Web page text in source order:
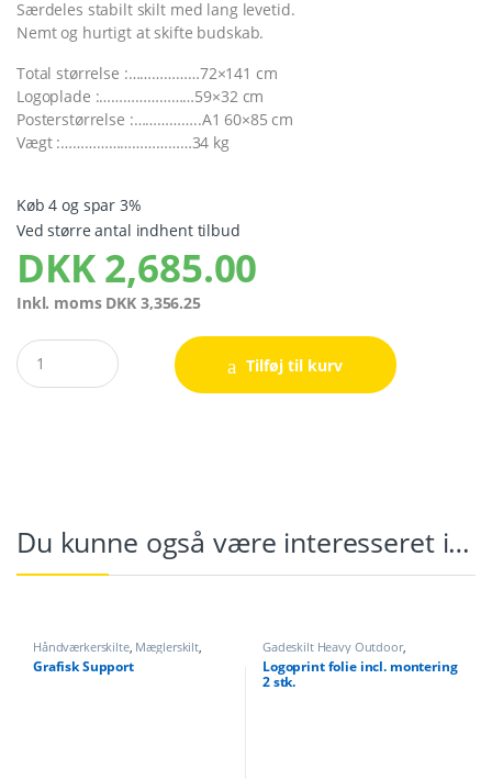
Særdeles stabilt skilt med lang levetid.
Nemt og hurtigt at skifte budskab.
Total størrelse :………………72×141 cm
Logoplade :……………………59×32 cm
Posterstørrelse :……………..A1 60×85 cm
Vægt :……………………………34 kg
Køb 4 og spar 3%
Ved større antal indhent tilbud
DKK2,685.00
Inkl. moms DKK 3,356.25
Quantity
Tilføj til kurv
Du kunne også være interesseret i…
Håndværkerskilte, Mæglerskilt,
Print og Tryk Print og Tryk Skilte
Tilbehør Gadeskilt
Grafisk Support
Gadeskilt Heavy Outdoor,
Håndværkerskilte , Mæglerskilt
Print og Tryk,Print og Tryk,Skilte,
Tilbehør Gadeskilt
Logoprint folie incl. montering
2 stk.